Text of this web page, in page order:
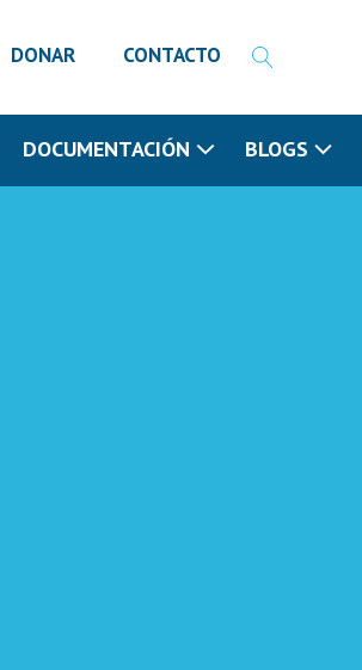
DONAR CONTACTO
DOCUMENTACIÓN BLOGS